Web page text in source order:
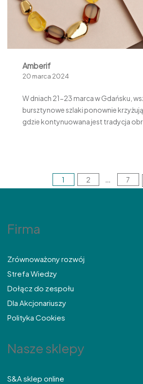
Amberif
20 marca 2024
W dniach 21-23 marca w Gdańsku,
bursztynowe szlaki ponownie krzyżują
gdzie kontynuowana jest tradycja
Stronicowanie
1 2 … 7
Firma
Zrównoważony rozwój
Strefa Wiedzy
Dołącz do zespołu
Dla Akcjonariuszy
Polityka Cookies
Nasze sklepy
S&A sklep online